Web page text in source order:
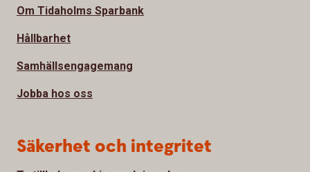
Om Tidaholms Sparbank
Hållbarhet
Samhällsengagemang
Jobba hos oss
Säkerhet och integritet